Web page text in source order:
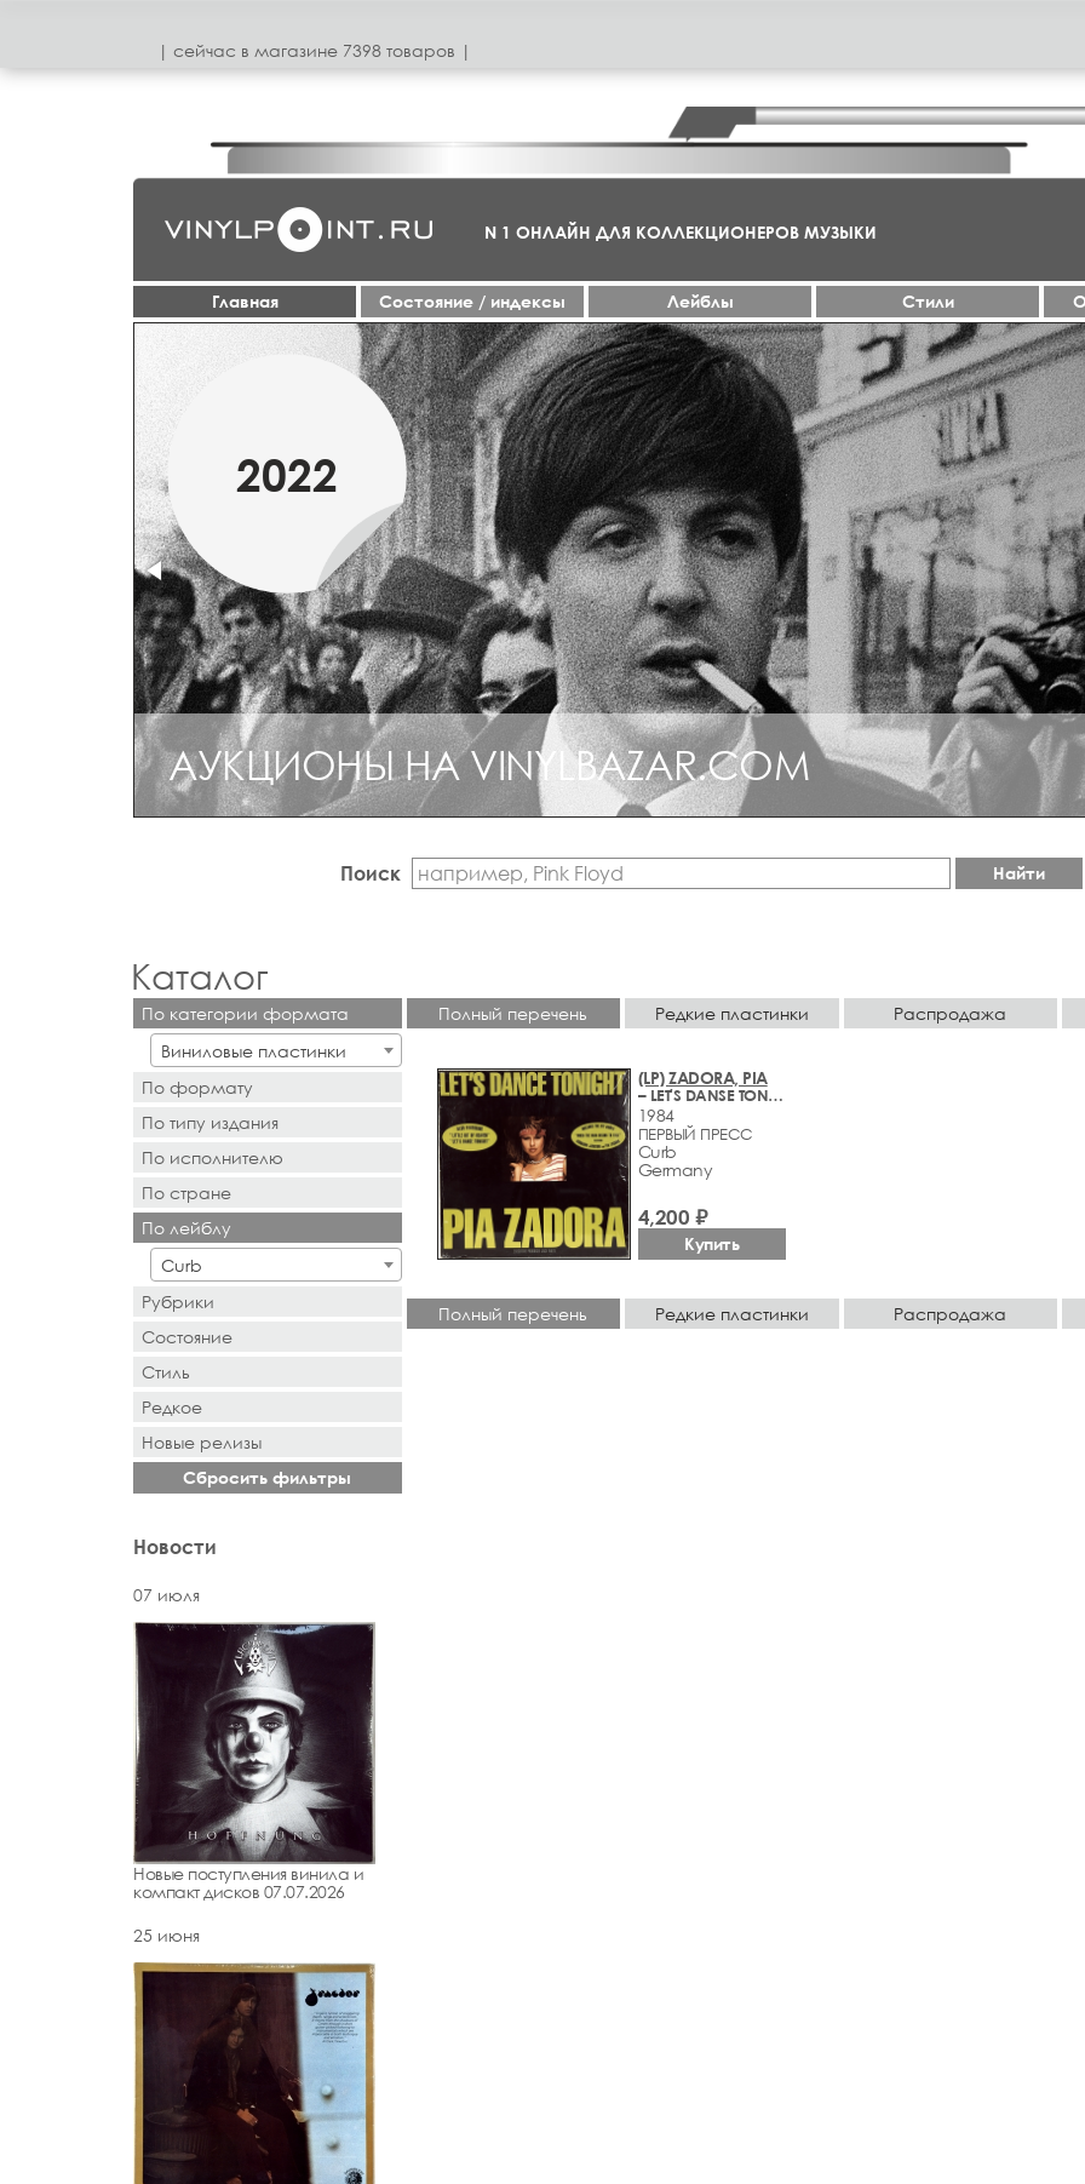
| сeйчас в магазинe 7398 товаров |
N 1 ОНЛАЙН ДЛЯ КОЛЛЕКЦИОНЕРОВ МУЗЫКИ
Главная Cостояние / индексы Лейблы Стили
МАРТ
2019
2022
АУКЦИОНЫ НА VINYLBAZAR.COM
Поиск Найти
Каталог
По категории формата
Виниловые пластинки
По формату
- Выбор -
По типу издания
- Выбор -
По исполнителю
- Поиск или выбор -
По стране
- Поиск или выбор -
По лейблу
Curb
Рубрики
Состояние
Стиль
Редкое
Новыe рeлизы
Сбросить фильтры
Новости
07 июля
Новые поступления винила и
компакт дисков 07.07.2026
25 июня
Полный перечень Редкие пластинки Распродажа
(LP) ZADORA, PIA
– LET'S DANSE TONIGHT
1984
ПЕРВЫЙ ПРЕСС
Curb
Germany
4,200 ₽
Купить
Полный перечень Редкие пластинки Распродажа